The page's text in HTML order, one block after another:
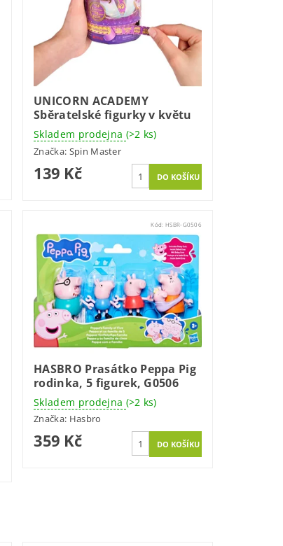
UNICORN ACADEMY
Sběratelské figurky v květu
Skladem prodejna (>2 ks)
Značka: Spin Master
139 Kč
Kód: HSBR-G0506
HASBRO Prasátko Peppa Pig
rodinka, 5 figurek, G0506
Skladem prodejna (>2 ks)
Značka: Hasbro
359 Kč